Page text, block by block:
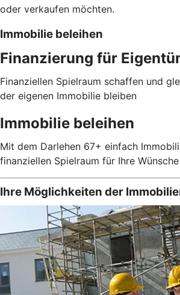
oder verkaufen möchten.
Immobilie beleihen
Finanzierung für
Finanziellen Spielraum schaffen und
der eigenen Immobilie bleiben
Immobilie beleihen
Mit dem Darlehen 67+ einfach
finanziellen Spielraum für Ihre
Ihre Möglichkeiten der